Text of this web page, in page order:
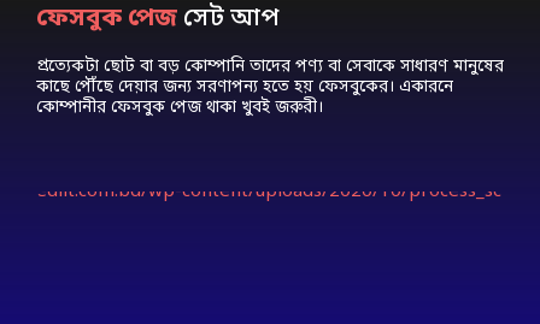
ফেসবুক পেজ সেট আপ
প্রত্যেকটা ছোট বা বড় কোম্পানি তাদের পণ্য বা সেবাকে সাধারণ মানুষের
কাছে পৌঁছে দেয়ার জন্য সরণাপন্য হতে হয় ফেসবুকের। একারনে
কোম্পানীর ফেসবুক পেজ থাকা খুবই জরুরী।